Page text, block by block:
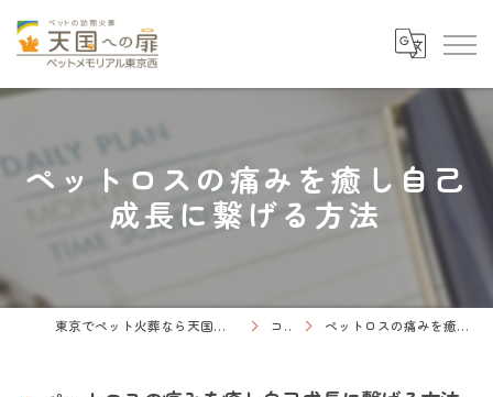
ペットロスの痛みを癒し自己
成長に繋げる方法
東京でペット火葬なら天国への扉 ペットメモリアル東京西 コラム ペットロスの痛みを癒し自己成長に繋げる方法